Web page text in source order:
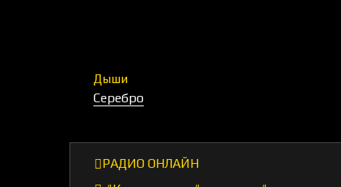
Дыши
Серебро
РАДИО ОНЛАЙН